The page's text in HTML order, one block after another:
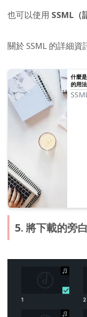
也可以使用 SSML（
關於 SSML 的詳細資
什麼
的用
5. 將下載的旁